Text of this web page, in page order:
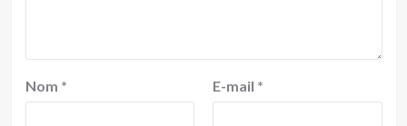
Nom * E-mail *